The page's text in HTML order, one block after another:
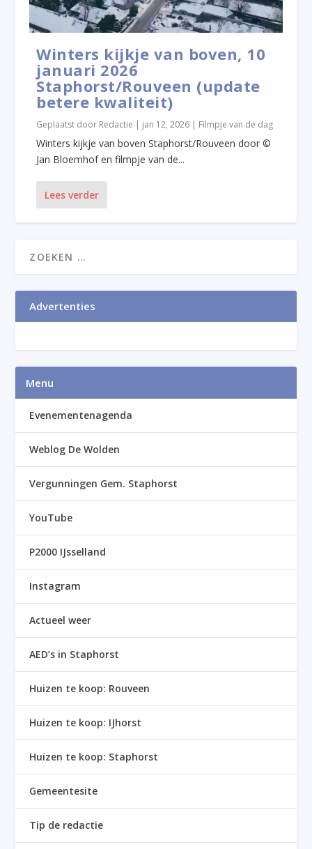
Winters kijkje van boven, 10
januari 2026
Staphorst/Rouveen (update
betere kwaliteit)
Geplaatst door Redactie | jan 12, 2026 | Filmpje van de dag
Winters kijkje van boven Staphorst/Rouveen door ©
Jan Bloemhof en filmpje van de...
Lees verder
Advertenties
Menu
Evenementenagenda
Weblog De Wolden
Vergunningen Gem. Staphorst
YouTube
P2000 IJsselland
Instagram
Actueel weer
AED’s in Staphorst
Huizen te koop: Rouveen
Huizen te koop: IJhorst
Huizen te koop: Staphorst
Gemeentesite
Tip de redactie